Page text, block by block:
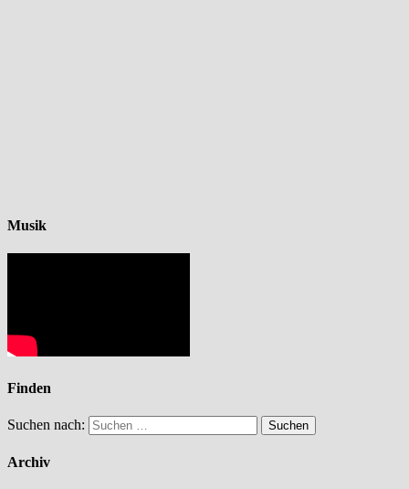
Musik
Finden
Suchen nach:
Archiv